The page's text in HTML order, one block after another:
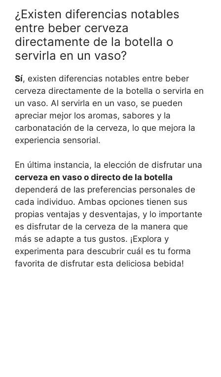
¿Existen diferencias notables
entre beber cerveza
directamente de la botella o
servirla en un vaso?
Sí, existen diferencias notables entre beber
cerveza directamente de la botella o servirla en
un vaso. Al servirla en un vaso, se pueden
apreciar mejor los aromas, sabores y la
carbonatación de la cerveza, lo que mejora la
experiencia sensorial.
En última instancia, la elección de disfrutar una
cerveza en vaso o directo de la botella
dependerá de las preferencias personales de
cada individuo. Ambas opciones tienen sus
propias ventajas y desventajas, y lo importante
es disfrutar de la cerveza de la manera que
más se adapte a tus gustos. ¡Explora y
experimenta para descubrir cuál es tu forma
favorita de disfrutar esta deliciosa bebida!